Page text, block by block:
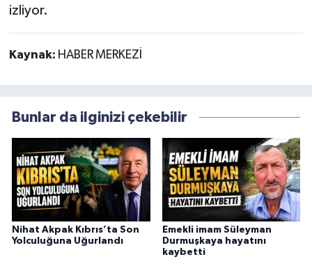
izliyor.
Kaynak: HABER MERKEZİ
Bunlar da ilginizi çekebilir
Nihat Akpak Kıbrıs’ta Son
Yolculuğuna Uğurlandı
Emekli imam Süleyman
Durmuşkaya hayatını
kaybetti